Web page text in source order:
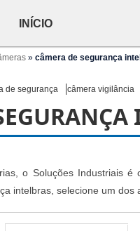
INÍCIO
» câmera de segurança
de segurança câmera vigilância
o Soluções Industriais
intelbras, selecione um dos